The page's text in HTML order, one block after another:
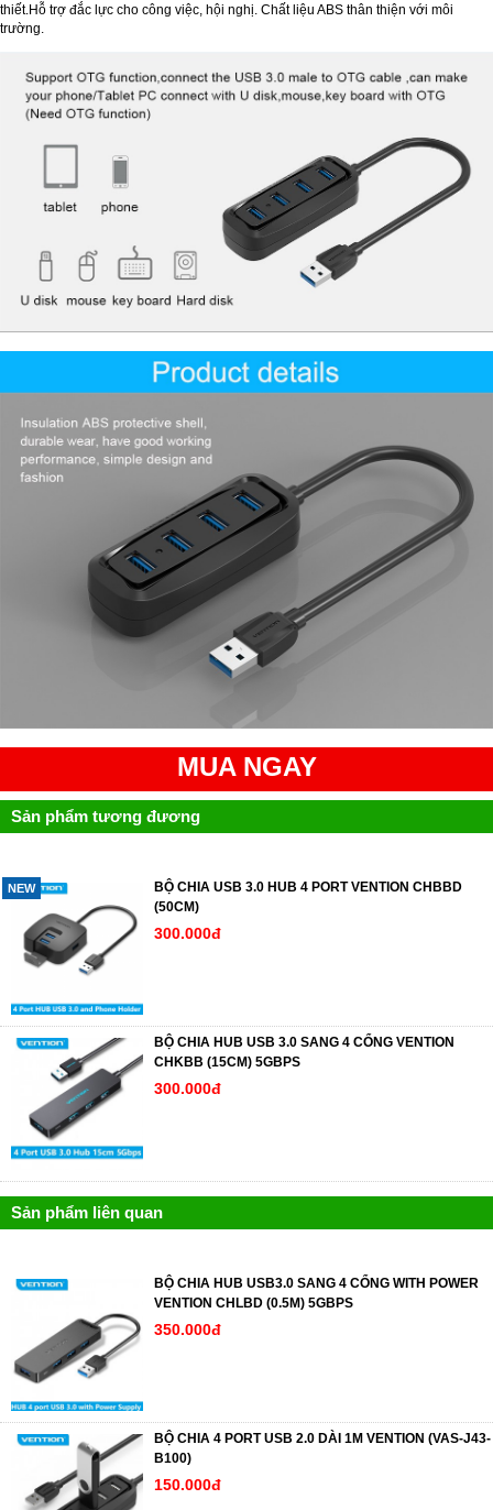
thiết.Hỗ trợ đắc lực cho công việc, hội nghị. Chất liệu ABS thân thiện với môi
trường.
MUA NGAY
Sản phẩm tương đương
NEW
BỘ CHIA USB 3.0 HUB 4 PORT VENTION CHBBD
(50CM)
300.000đ
BỘ CHIA HUB USB 3.0 SANG 4 CỔNG VENTION
CHKBB (15CM) 5GBPS
300.000đ
Sản phẩm liên quan
BỘ CHIA HUB USB3.0 SANG 4 CỔNG WITH POWER
VENTION CHLBD (0.5M) 5GBPS
350.000đ
BỘ CHIA 4 PORT USB 2.0 DÀI 1M VENTION (VAS-J43-
B100)
150.000đ